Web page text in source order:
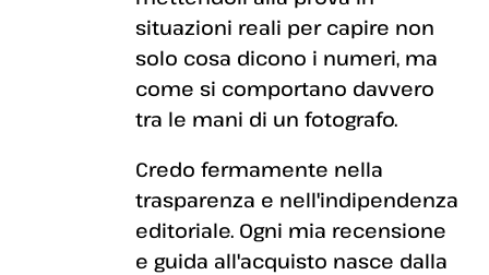
situazioni reali per capire non
solo cosa dicono i numeri, ma
come si comportano davvero
tra le mani di un fotografo.
Credo fermamente nella
trasparenza e nell'indipendenza
editoriale. Ogni mia recensione
e guida all'acquisto nasce dalla